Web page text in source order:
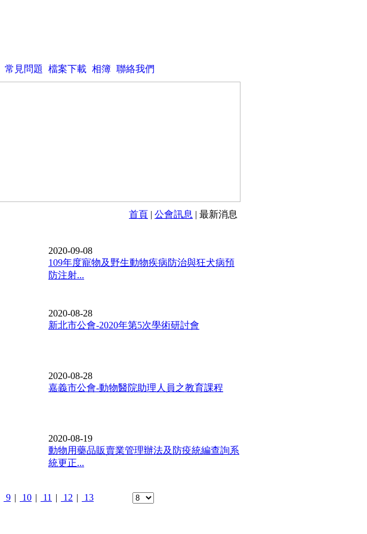
常見問題 檔案下載 相簿 聯絡我們
首頁 | 公會訊息 | 最新消息
2020-09-08
109年度寵物及野生動物疾病防治與狂犬病預
防注射...
2020-08-28
新北市公會-2020年第5次學術研討會
2020-08-28
嘉義市公會-動物醫院助理人員之教育課程
2020-08-19
動物用藥品販賣業管理辦法及防疫統編查詢系
統更正...
9 | 10 | 11 | 12 | 13